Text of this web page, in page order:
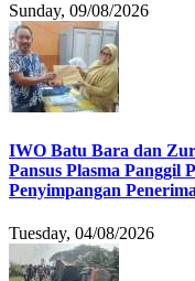
Sunday, 09/08/2026
IWO Batu Bara dan
Pansus Plasma Panggil
Penyimpangan
Tuesday, 04/08/2026